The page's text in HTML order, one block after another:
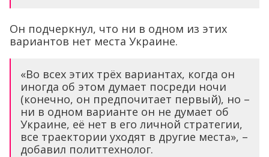
Он подчеркнул, что ни в одном из этих
вариантов нет места Украине.
«Во всех этих трёх вариантах, когда он
иногда об этом думает посреди ночи
(конечно, он предпочитает первый), но –
ни в одном варианте он не думает об
Украине, её нет в его личной стратегии,
все траектории уходят в другие места», –
добавил политтехнолог.